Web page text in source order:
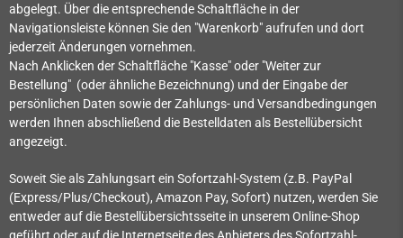
abgelegt. Über die entsprechende Schaltfläche in der
Navigationsleiste können Sie den "Warenkorb" aufrufen und dort
jederzeit Änderungen vornehmen.
Nach Anklicken der Schaltfläche "Kasse" oder "Weiter zur
Bestellung" (oder ähnliche Bezeichnung) und der Eingabe der
persönlichen Daten sowie der Zahlungs- und Versandbedingungen
werden Ihnen abschließend die Bestelldaten als Bestellübersicht
angezeigt.
Soweit Sie als Zahlungsart ein Sofortzahl-System (z.B. PayPal
(Express/Plus/Checkout), Amazon Pay, Sofort) nutzen, werden Sie
entweder auf die Bestellübersichtsseite in unserem Online-Shop